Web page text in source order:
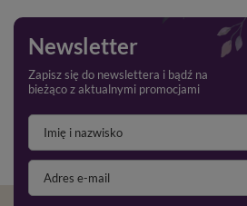
Newsletter
Zapisz się do newslettera i bądź na
bieżąco z aktualnymi promocjami